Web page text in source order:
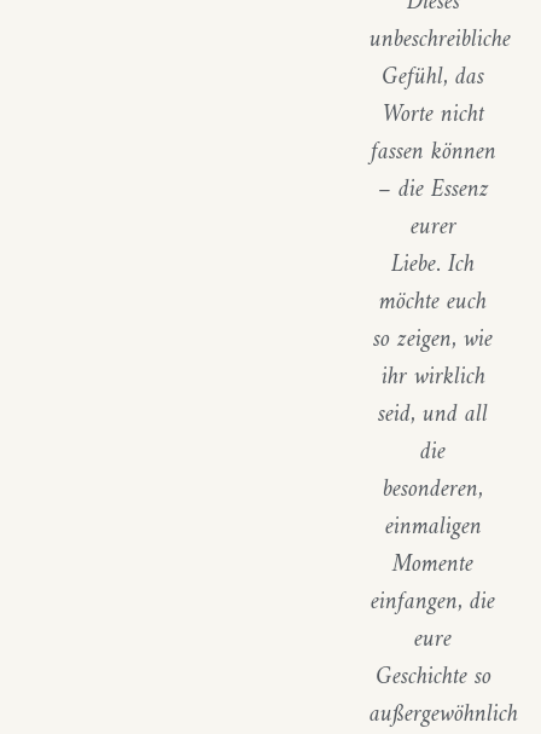
unbeschreibliche
Gefühl, das
Worte nicht
fassen können
– die Essenz
eurer
Liebe.Ich
möchte euch
so zeigen, wie
ihr wirklich
seid, und all
die
besonderen,
einmaligen
Momente
einfangen, die
eure
Geschichte so
außergewöhnlich